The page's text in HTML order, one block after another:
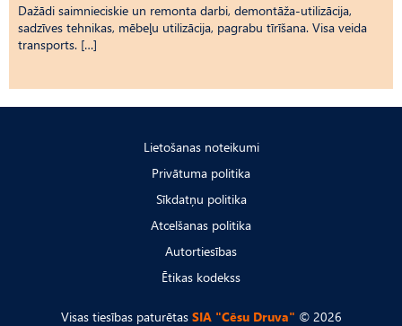
Dažādi saimnieciskie un remonta darbi, demontāža-utilizācija,
sadzīves tehnikas, mēbeļu utilizācija, pagrabu tīrīšana. Visa veida
transports. […]
Lietošanas noteikumi
Privātuma politika
Sīkdatņu politika
Atcelšanas politika
Autortiesības
Ētikas kodekss
Visas tiesības paturētas SIA "Cēsu Druva" © 2026